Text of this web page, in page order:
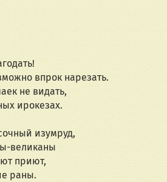
впрок нарезать.
не видать,
ирокезах.
изумруд,
великаны
приют,
раны.